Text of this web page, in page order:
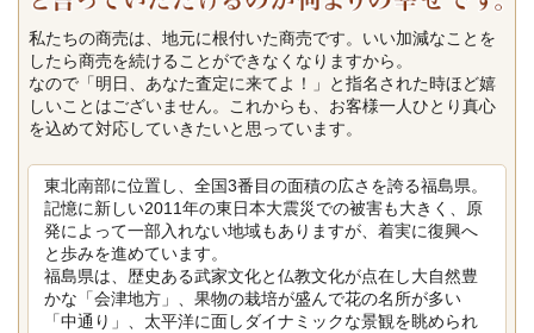
私たちの商売は、地元に根付いた商売です。いい加減なことを
したら商売を続けることができなくなりますから。
なので「明日、あなた査定に来てよ！」と指名された時ほど嬉
しいことはございません。これからも、お客様一人ひとり真心
を込めて対応していきたいと思っています。
東北南部に位置し、全国3番目の面積の広さを誇る福島県。
記憶に新しい2011年の東日本大震災での被害も大きく、原
発によって一部入れない地域もありますが、着実に復興へ
と歩みを進めています。
福島県は、歴史ある武家文化と仏教文化が点在し大自然豊
かな「会津地方」、果物の栽培が盛んで花の名所が多い
「中通り」、太平洋に面しダイナミックな景観を眺められ